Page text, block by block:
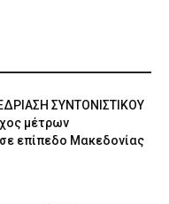
ΣΥΝΤΟΝΙΣΤΙΚΟΥ
μέτρων
επίπεδο Μακεδονίας